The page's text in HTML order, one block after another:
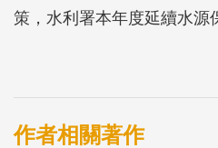
策，水利署本年度延續水源
作業系統進行擴充更新，進
本計畫主要工作項目包括：
導文宣製作、辦理教育訓練
作者相關著作